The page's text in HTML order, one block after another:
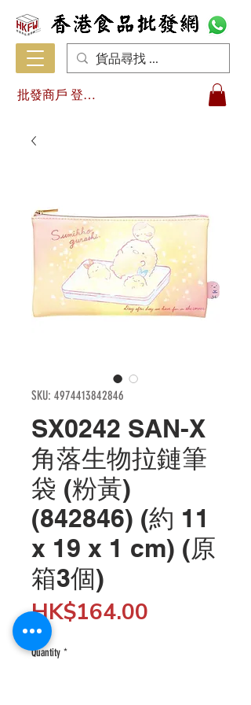
批發商戶 登入/註冊
SKU: 4974413842846
SX0242 SAN-X
角落生物拉鏈筆
袋 (粉黃)
(842846) (約 11
x 19 x 1 cm) (原
箱3個)
HK$164.00
Quantity *